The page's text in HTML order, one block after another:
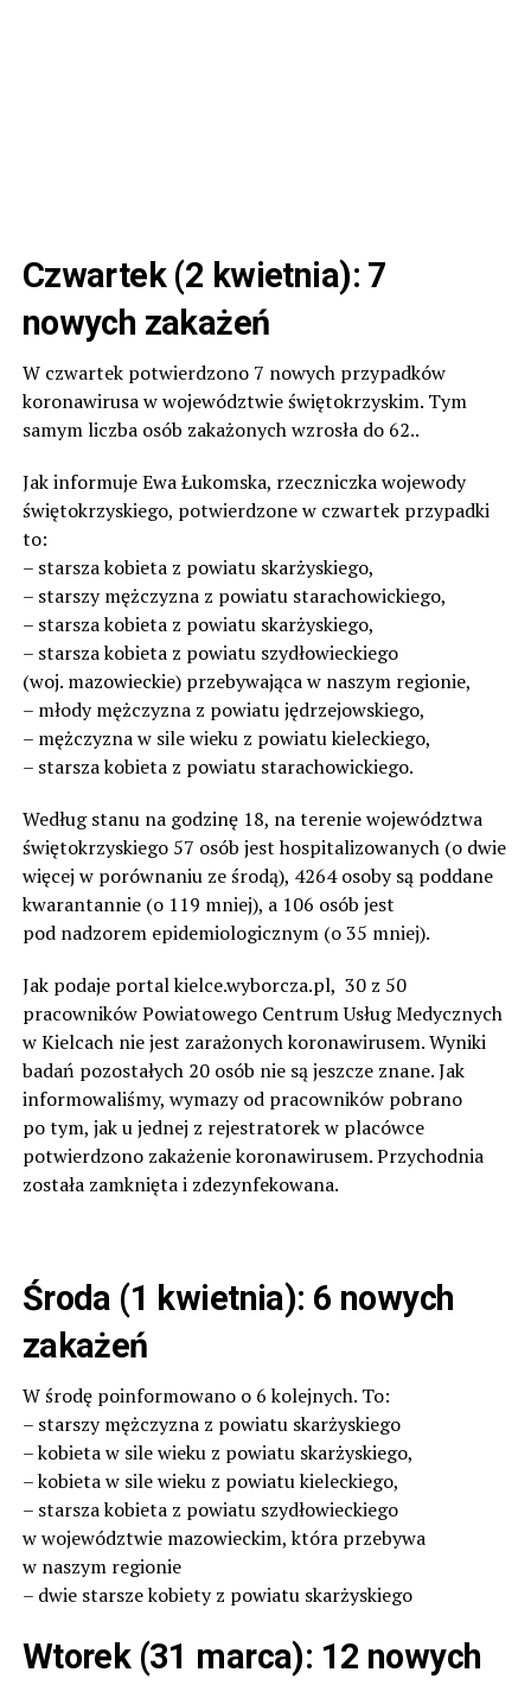
Czwartek (2 kwietnia): 7
nowych zakażeń
W czwartek potwierdzono 7 nowych przypadków
koronawirusa w województwie świętokrzyskim. Tym
samym liczba osób zakażonych wzrosła do 62..
Jak informuje Ewa Łukomska, rzeczniczka wojewody
świętokrzyskiego, potwierdzone w czwartek przypadki
to:
– starsza kobieta z powiatu skarżyskiego,
– starszy mężczyzna z powiatu starachowickiego,
– starsza kobieta z powiatu skarżyskiego,
– starsza kobieta z powiatu szydłowieckiego
(woj. mazowieckie) przebywająca w naszym regionie,
– młody mężczyzna z powiatu jędrzejowskiego,
– mężczyzna w sile wieku z powiatu kieleckiego,
– starsza kobieta z powiatu starachowickiego.
Według stanu na godzinę 18, na terenie województwa
świętokrzyskiego 57 osób jest hospitalizowanych (o dwie
więcej w porównaniu ze środą), 4264 osoby są poddane
kwarantannie (o 119 mniej), a 106 osób jest
pod nadzorem epidemiologicznym (o 35 mniej).
Jak podaje portal kielce.wyborcza.pl, 30 z 50
pracowników Powiatowego Centrum Usług Medycznych
w Kielcach nie jest zarażonych koronawirusem. Wyniki
badań pozostałych 20 osób nie są jeszcze znane. Jak
informowaliśmy, wymazy od pracowników pobrano
po tym, jak u jednej z rejestratorek w placówce
potwierdzono zakażenie koronawirusem. Przychodnia
została zamknięta i zdezynfekowana.
Środa (1 kwietnia): 6 nowych
zakażeń
W środę poinformowano o 6 kolejnych. To:
– starszy mężczyzna z powiatu skarżyskiego
– kobieta w sile wieku z powiatu skarżyskiego,
– kobieta w sile wieku z powiatu kieleckiego,
– starsza kobieta z powiatu szydłowieckiego
w województwie mazowieckim, która przebywa
w naszym regionie
– dwie starsze kobiety z powiatu skarżyskiego
Wtorek (31 marca): 12 nowych